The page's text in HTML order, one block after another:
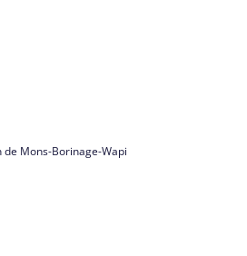
Mons-Borinage-Wapi